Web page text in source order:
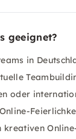
geeignet?
in
oder